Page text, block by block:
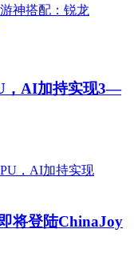
，AI加持实现3—
将登陆ChinaJoy